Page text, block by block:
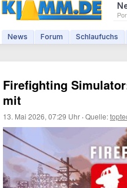
News Forum Schlaufuchs
Firefighting
mit
13. Mai 2026, 07:29 Uhr ·Quelle: